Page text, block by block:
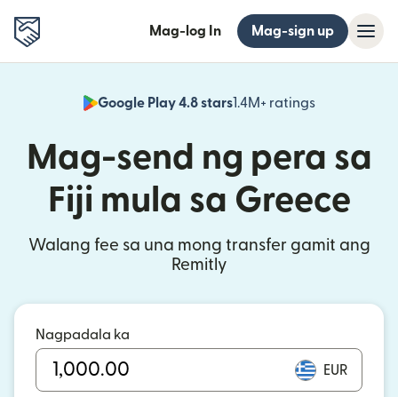
Mag-log In Mag-sign up
Google Play 4.8 stars1.4M+ ratings
(bubukas
Mag-send ng pera sa
Fiji mula sa Greece
Walang fee sa una mong transfer gamit ang
Remitly
Nagpadala ka
EUR